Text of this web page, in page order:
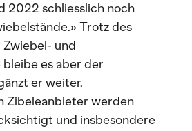
2022 schliesslich noch
Trotz des
und
es aber der
er weiter.
Zibeleanbieter werden
und insbesondere